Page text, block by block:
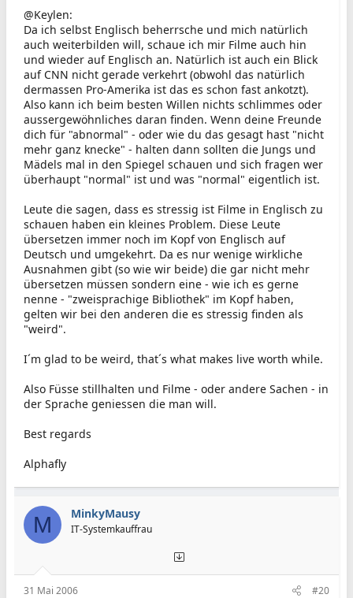
@Keylen:
Da ich selbst Englisch beherrsche und mich natürlich
auch weiterbilden will, schaue ich mir Filme auch hin
und wieder auf Englisch an. Natürlich ist auch ein Blick
auf CNN nicht gerade verkehrt (obwohl das natürlich
dermassen Pro-Amerika ist das es schon fast ankotzt).
Also kann ich beim besten Willen nichts schlimmes oder
aussergewöhnliches daran finden. Wenn deine Freunde
dich für "abnormal" - oder wie du das gesagt hast "nicht
mehr ganz knecke" - halten dann sollten die Jungs und
Mädels mal in den Spiegel schauen und sich fragen wer
überhaupt "normal" ist und was "normal" eigentlich ist.
Leute die sagen, dass es stressig ist Filme in Englisch zu
schauen haben ein kleines Problem. Diese Leute
übersetzen immer noch im Kopf von Englisch auf
Deutsch und umgekehrt. Da es nur wenige wirkliche
Ausnahmen gibt (so wie wir beide) die gar nicht mehr
übersetzen müssen sondern eine - wie ich es gerne
nenne - "zweisprachige Bibliothek" im Kopf haben,
gelten wir bei den anderen die es stressig finden als
"weird".
I´m glad to be weird, that´s what makes live worth while.
Also Füsse stillhalten und Filme - oder andere Sachen - in
der Sprache geniessen die man will.
Best regards
Alphafly
M MinkyMausy
IT-Systemkauffrau
31 Mai 2006 #20